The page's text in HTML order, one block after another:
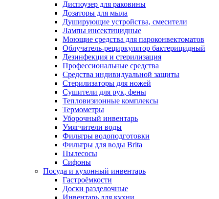
Диспоузер для раковины
Дозаторы для мыла
Душирующие устройства, смесители
Лампы инсектицидные
Моющие средства для пароконвектоматов
Облучатель-рециркулятор бактерицидный
Дезинфекция и стерилизация
Профессиональные средства
Средства индивидуальной защиты
Стерилизаторы для ножей
Сушители для рук, фены
Тепловизионные комплексы
Термометры
Уборочный инвентарь
Умягчители воды
Фильтры водоподготовки
Фильтры для воды Brita
Пылесосы
Сифоны
Посуда и кухонный инвентарь
Гастроёмкости
Доски разделочные
Инвентарь для кухни